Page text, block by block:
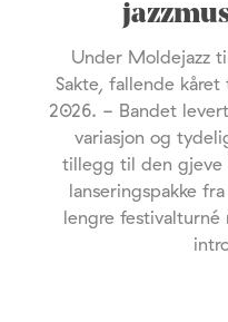
Under Moldejazz
Sakte, fallende
2026. - Bandet
variasjon og
tillegg til den
lanseringspakke
lengre